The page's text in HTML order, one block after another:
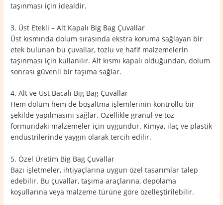
taşınması için idealdir.
3. Üst Etekli – Alt Kapalı Big Bag Çuvallar
Üst kısmında dolum sırasında ekstra koruma sağlayan bir
etek bulunan bu çuvallar, tozlu ve hafif malzemelerin
taşınması için kullanılır. Alt kısmı kapalı olduğundan, dolum
sonrası güvenli bir taşıma sağlar.
4. Alt ve Üst Bacalı Big Bag Çuvallar
Hem dolum hem de boşaltma işlemlerinin kontrollü bir
şekilde yapılmasını sağlar. Özellikle granül ve toz
formundaki malzemeler için uygundur. Kimya, ilaç ve plastik
endüstrilerinde yaygın olarak tercih edilir.
5. Özel Üretim Big Bag Çuvallar
Bazı işletmeler, ihtiyaçlarına uygun özel tasarımlar talep
edebilir. Bu çuvallar, taşıma araçlarına, depolama
koşullarına veya malzeme türüne göre özelleştirilebilir.